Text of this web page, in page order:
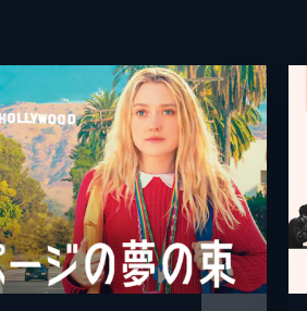
ピエラ
ミケ
リッ
リッ